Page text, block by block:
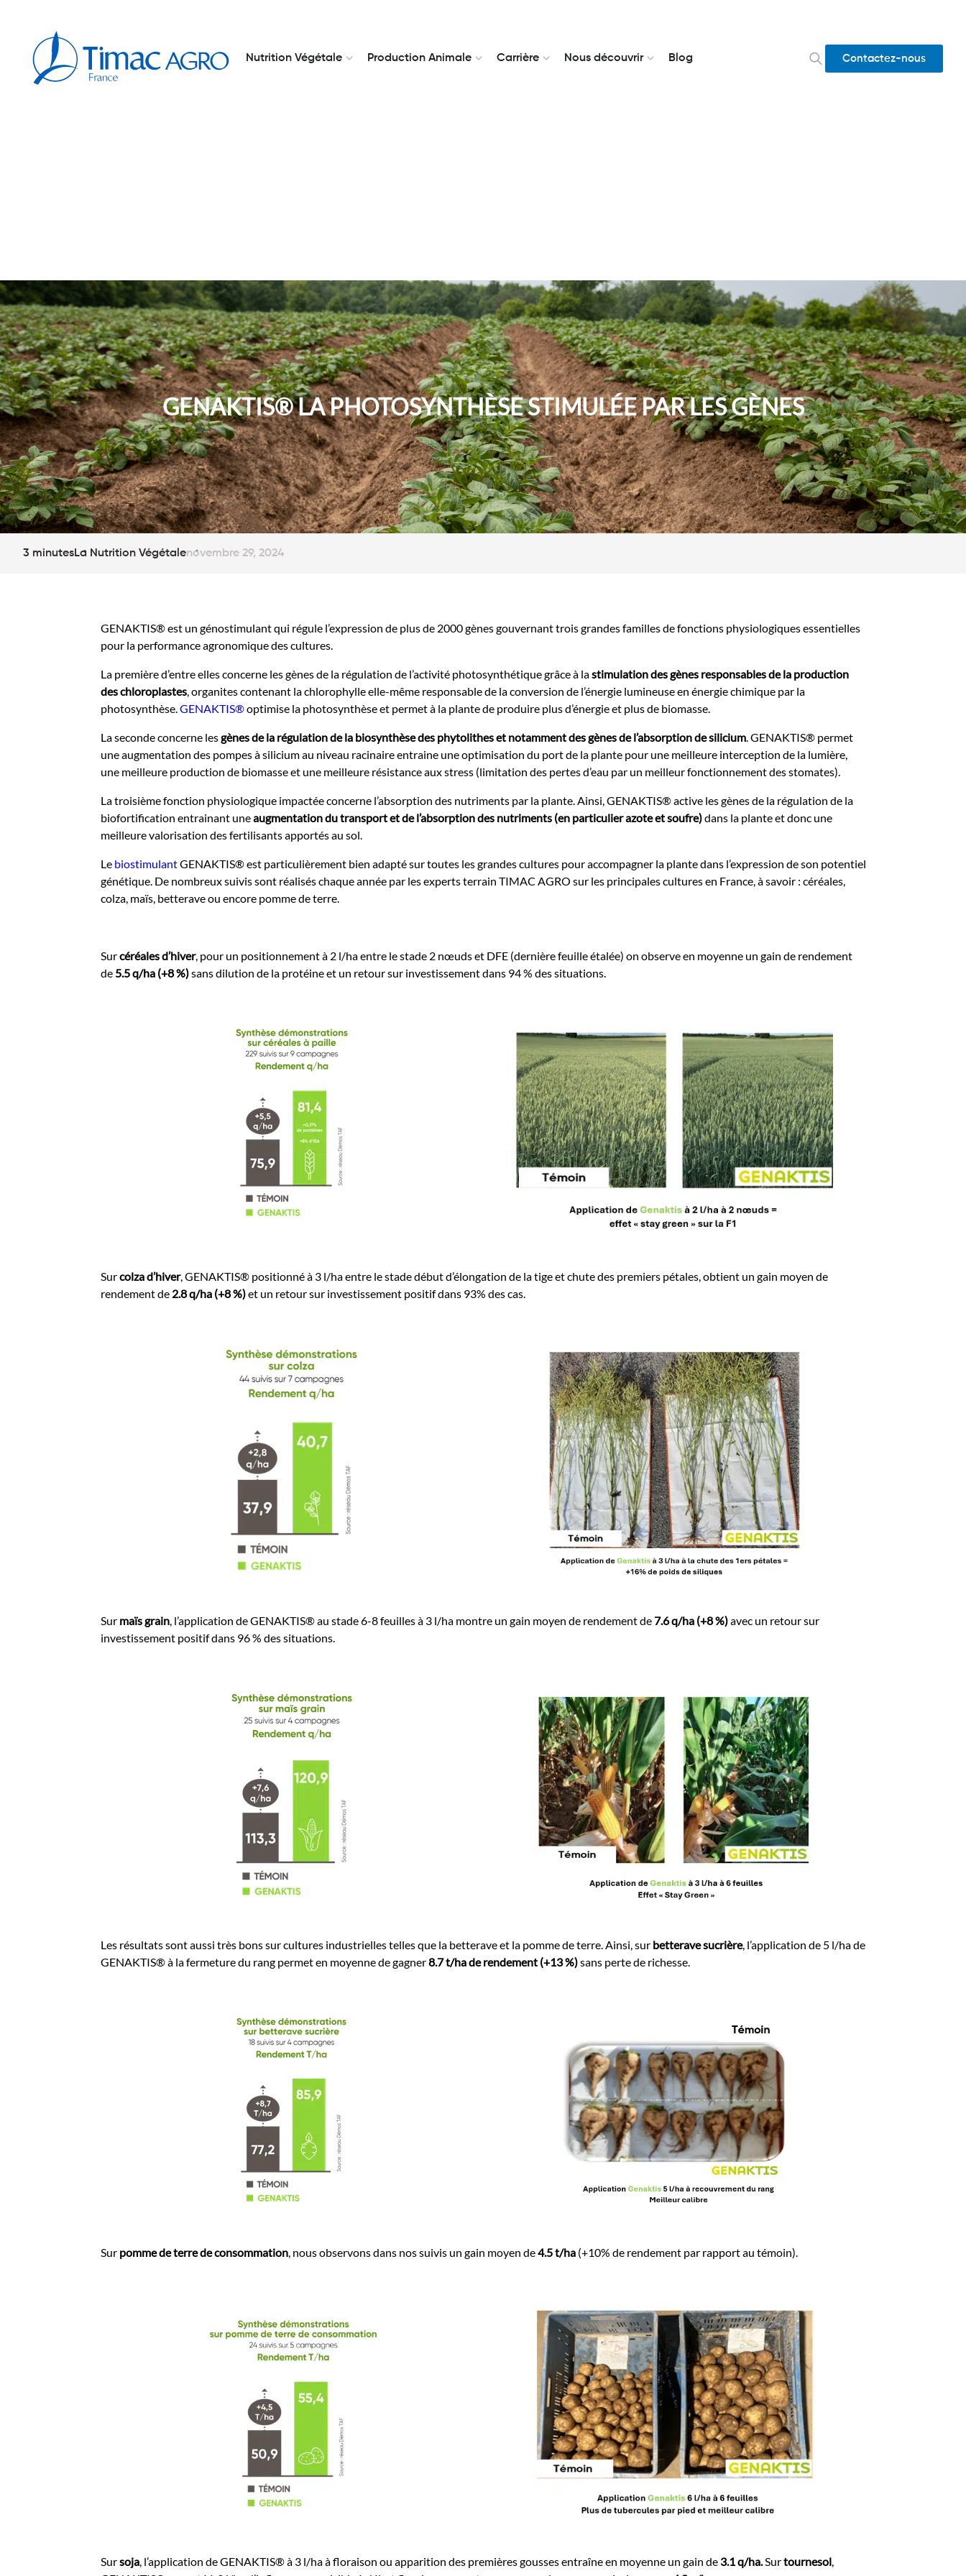
Nutrition Végétale Production Animale Carrière Nous découvrir Blog Contactez-nous
GENAKTIS® LA PHOTOSYNTHÈSE STIMULÉE PAR LES GÈNES
3 minutesLa Nutrition Végétalenovembre 29, 2024
GENAKTIS® est un génostimulant qui régule l’expression de plus de 2000 gènes gouvernant trois grandes familles de fonctions physiologiques essentielles
pour la performance agronomique des cultures.
La première d’entre elles concerne les gènes de la régulation de l’activité photosynthétique grâce à lastimulation des gènes responsables de la production
des chloroplastes, organites contenant la chlorophylle elle-même responsable de la conversion de l’énergie lumineuse en énergie chimique par la
photosynthèse.GENAKTIS®optimise la photosynthèse et permet à la plante de produire plus d’énergie et plus de biomasse.
La seconde concerne lesgènes de la régulation de la biosynthèse des phytolithes et notamment des gènes de l’absorption de silicium. GENAKTIS® permet
une augmentation des pompes à silicium au niveau racinaire entraine une optimisation du port de la plante pour une meilleure interception de la lumière,
une meilleure production de biomasse et une meilleure résistance aux stress (limitation des pertes d’eau par un meilleur fonctionnement des stomates).
La troisième fonction physiologique impactée concerne l’absorption des nutriments par la plante. Ainsi, GENAKTIS® active les gènes de la régulation de la
biofortification entrainant uneaugmentation du transport et de l’absorption des nutriments (en particulier azote et soufre)dans la plante et donc une
meilleure valorisation des fertilisants apportés au sol.
Le biostimulantGENAKTIS® est particulièrement bien adapté sur toutes les grandes cultures pour accompagner la plante dans l’expression de son potentiel
génétique. De nombreux suivis sont réalisés chaque année par les experts terrain TIMAC AGRO sur les principales cultures en France, à savoir : céréales,
colza, maïs, betterave ou encore pomme de terre.
Surcéréales d’hiver, pour un positionnement à 2 l/ha entre le stade 2 nœuds et DFE (dernière feuille étalée) on observe en moyenne un gain de rendement
de 5.5 q/ha (+8 %)sans dilution de la protéine et un retour sur investissement dans 94 % des situations.
Surcolza d’hiver, GENAKTIS® positionné à 3 l/ha entre le stade début d’élongation de la tige et chute des premiers pétales, obtient un gain moyen de
rendement de 2.8 q/ha (+8 %)et un retour sur investissement positif dans 93% des cas.
Sur maïs grain, l’application de GENAKTIS® au stade 6-8 feuilles à 3 l/ha montre un gain moyen de rendement de 7.6 q/ha (+8 %)avec un retour sur
investissement positif dans 96 % des situations.
Les résultats sont aussi très bons sur cultures industrielles telles que la betterave et la pomme de terre. Ainsi, sur betterave sucrière, l’application de 5 l/ha de
GENAKTIS® à la fermeture du rang permet en moyenne de gagner8.7 t/ha de rendement (+13 %)sans perte de richesse.
Sur pomme de terre de consommation, nous observons dans nos suivis un gain moyen de4.5 t/ha(+10% de rendement par rapport au témoin).
Sursoja, l’application de GENAKTIS® à 3 l/ha à floraison ou apparition des premières gousses entraîne en moyenne un gain de 3.1 q/ha.Surtournesol,